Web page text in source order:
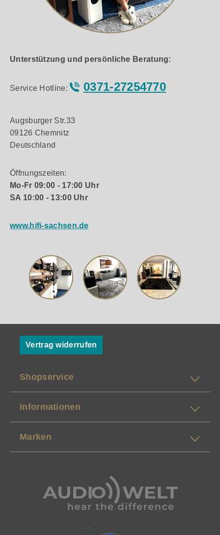
Unterstützung und persönliche Beratung:
Service Hotline: 0371-27254770
Augsburger Str.33
09126 Chemnitz
Deutschland
Öffnungszeiten:
Mo-Fr 09:00 - 17:00 Uhr
SA 10:00 - 13:00 Uhr
www.hifi-sachsen.de
Vertrag widerrufen
Shopservice
Informationen
Marken